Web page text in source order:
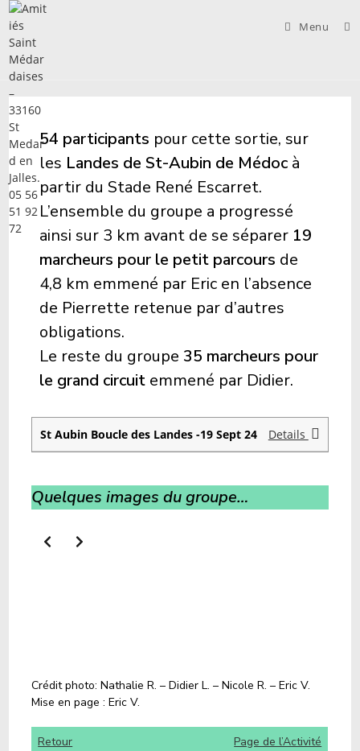
Skip
content
Menu
54 participants pour cette sortie, sur
les Landes de St-Aubin de Médoc à
partir du Stade René Escarret.
L’ensemble du groupe a progressé
ainsi sur 3 km avant de se séparer 19
marcheurs pour le petit parcours de
4,8 km emmené par Eric en l’absence
de Pierrette retenue par d’autres
obligations.
Le reste du groupe 35 marcheurs pour
le grand circuit emmené par Didier.
Details
St Aubin Boucle des Landes -19 Sept 24
Quelques images du groupe…
Crédit photo: Nathalie R. – Didier L. – Nicole R. – Eric V.
Mise en page : Eric V.
Retour Page de l’Activité